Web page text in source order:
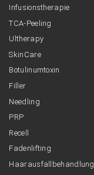
Infusionstherapie
TCA-Peeling
Ultherapy
SkinCare
Botulinumtoxin
Filler
Needling
PRP
Recell
Fadenlifting
Haarausfallbehandlung